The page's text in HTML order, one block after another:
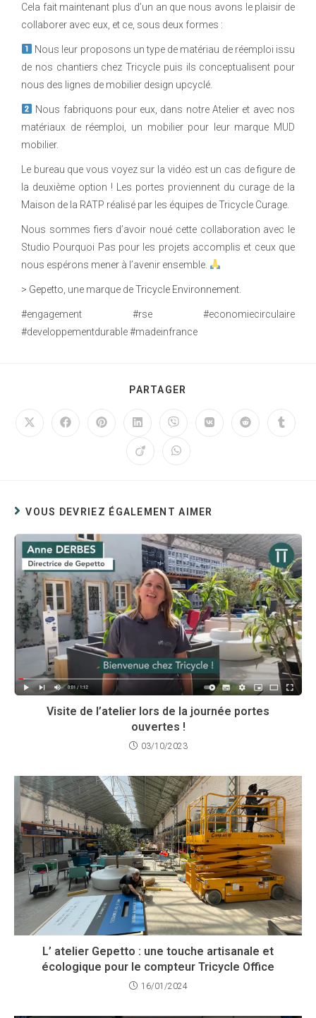
Cela fait maintenant plus d’un an que nous avons le plaisir de
collaborer avec eux, et ce, sous deux formes :
Nous leur proposons un type de matériau de réemploi issu
de nos chantiers chez Tricycle puis ils conceptualisent pour
nous des lignes de mobilier design upcyclé.
Nous fabriquons pour eux, dans notre Atelier et avec nos
matériaux de réemploi, un mobilier pour leur marque MUD
mobilier.
Le bureau que vous voyez sur la vidéo est un cas de figure de
la deuxième option ! Les portes proviennent du curage de la
Maison de la RATP réalisé par les équipes de Tricycle Curage.
Nous sommes fiers d’avoir noué cette collaboration avec le
Studio Pourquoi Pas pour les projets accomplis et ceux que
nous espérons mener à l’avenir ensemble.
> Gepetto , une marque deTricycle Environnement
#engagement #rse #economiecirculaire
#developpementdurable #madeinfrance
PARTAGER
VOUS DEVRIEZ ÉGALEMENT AIMER
Visite de l’atelier lors de la journée portes
ouvertes !
03/10/2023
L’ atelier Gepetto : une touche artisanale et
écologique pour le compteur Tricycle Office
16/01/2024